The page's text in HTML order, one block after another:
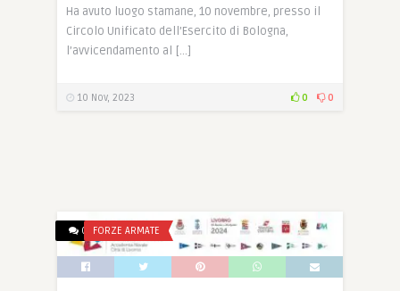
Ha avuto luogo stamane, 10 novembre, presso il
Circolo Unificato dell’Esercito di Bologna,
l’avvicendamento al […]
10 Nov, 2023 0 0
0 FORZE ARMATE